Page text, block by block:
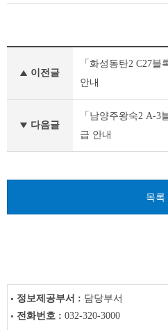
다
글
이전글
「화성동탄2 C27
안내
다음글
「남양주왕숙2 A-3
급 안내
목록
정보제공부서 : 담당부서
전화번호 : 032-320-3000